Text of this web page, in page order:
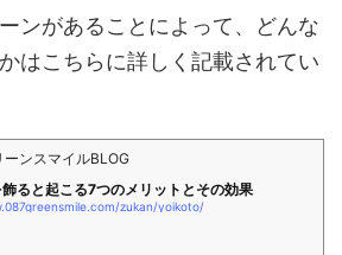
ンがあることによって、どんな
はこちらに詳しく記載されてい
ンスマイルBLOG
ると起こる7つのメリットとその効果
zukan/yoikoto/